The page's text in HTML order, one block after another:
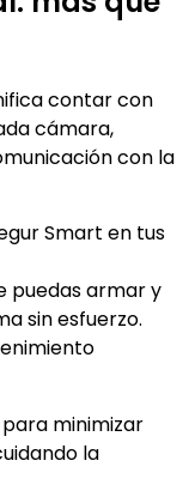
contar con
cámara,
con la
Smart en tus
puedas armar y
sin esfuerzo.
minimizar
la